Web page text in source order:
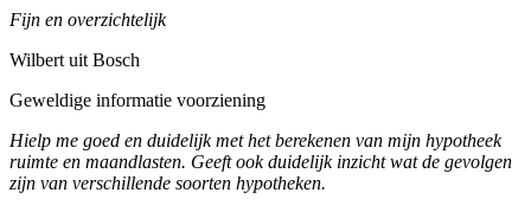
Fijn en overzichtelijk
Wilbert uit Bosch
Geweldige informatie voorziening
Hielp me goed en duidelijk met het berekenen van mijn hypotheek
ruimte en maandlasten. Geeft ook duidelijk inzicht wat de gevolgen
zijn van verschillende soorten hypotheken.